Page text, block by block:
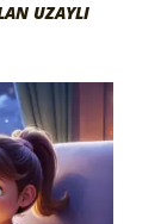
UZAYLI